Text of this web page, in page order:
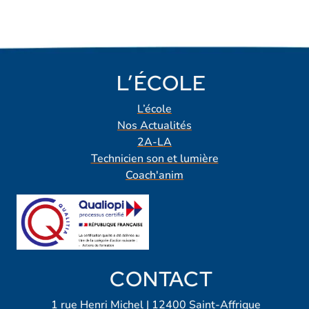
L’ÉCOLE
L’école
Nos Actualités
2A-LA
Technicien son et lumière
Coach'anim
CONTACT
1 rue Henri Michel | 12400 Saint-Affrique